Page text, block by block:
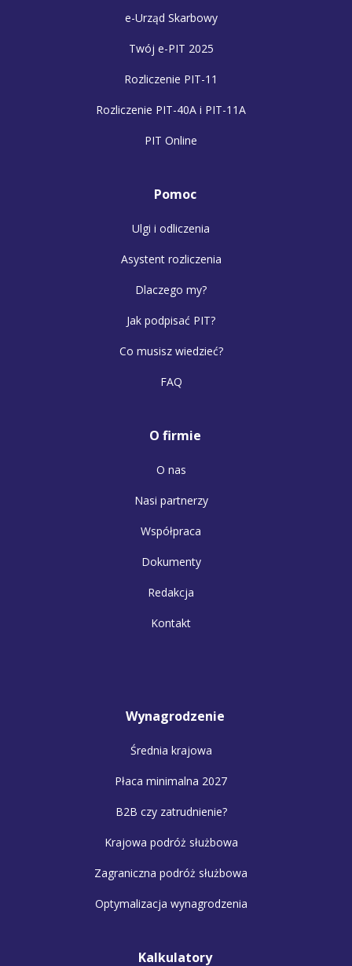
e-Urząd Skarbowy
Twój e-PIT 2025
Rozliczenie PIT-11
Rozliczenie PIT-40A i PIT-11A
PIT Online
Pomoc
Ulgi i odliczenia
Asystent rozliczenia
Dlaczego my?
Jak podpisać PIT?
Co musisz wiedzieć?
FAQ
O firmie
O nas
Nasi partnerzy
Współpraca
Dokumenty
Redakcja
Kontakt
Wynagrodzenie
Średnia krajowa
Płaca minimalna 2027
B2B czy zatrudnienie?
Krajowa podróż służbowa
Zagraniczna podróż służbowa
Optymalizacja wynagrodzenia
Kalkulatory